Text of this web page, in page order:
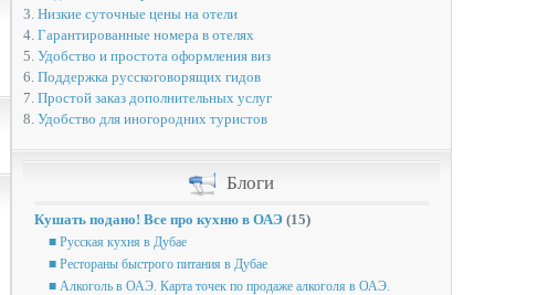
3. Низкие суточные цены на отели
4. Гарантированные номера в отелях
5. Удобство и простота оформления виз
6. Поддержка русскоговорящих гидов
7. Простой заказ дополнительных услуг
8. Удобство для иногородних туристов
Блоги
Кушать подано! Все про кухню в ОАЭ (15)
■ Русская кухня в Дубае
■ Рестораны быстрого питания в Дубае
■ Алкоголь в ОАЭ. Карта точек по продаже алкоголя в ОАЭ.